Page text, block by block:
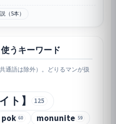
（5本）
うキーワード
通語は除外）。どりるマンが扱
ト】 125
pok 60 monunite 59